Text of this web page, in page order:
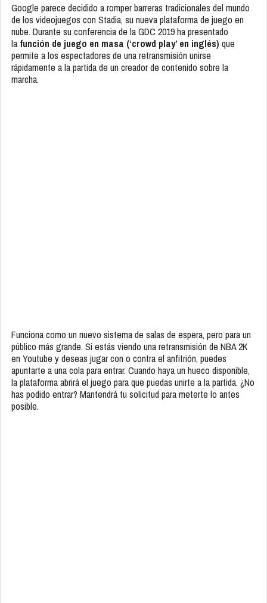
Google parece decidido a romper barreras tradicionales del mundo
de los videojuegos con Stadia, su nueva plataforma de juego en
nube. Durante su conferencia de la GDC 2019 ha presentado
la función de juego en masa (‘crowd play’ en inglés) que
permite a los espectadores de una retransmisión unirse
rápidamente a la partida de un creador de contenido sobre la
marcha.
Funciona como un nuevo sistema de salas de espera, pero para un
público más grande. Si estás viendo una retransmisión de NBA 2K
en Youtube y deseas jugar con o contra el anfitrión, puedes
apuntarte a una cola para entrar. Cuando haya un hueco disponible,
la plataforma abrirá el juego para que puedas unirte a la partida. ¿No
has podido entrar? Mantendrá tu solicitud para meterte lo antes
posible.